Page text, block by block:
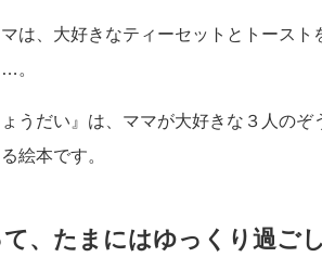
は、大好きなティーセットとトースト
。
ょうだい』は、ママが大好きな３人の
絵本です。
、たまにはゆっくり過ご